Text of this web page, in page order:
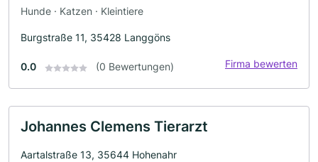
Hunde · Katzen · Kleintiere
Burgstraße 11, 35428 Langgöns
0.0 (0 Bewertungen) Firma bewerten
Johannes Clemens Tierarzt
Aartalstraße 13, 35644 Hohenahr